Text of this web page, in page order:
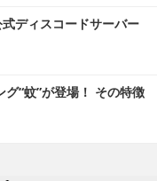
ディスコードサーバー
グ“蚊”が登場！ その特徴